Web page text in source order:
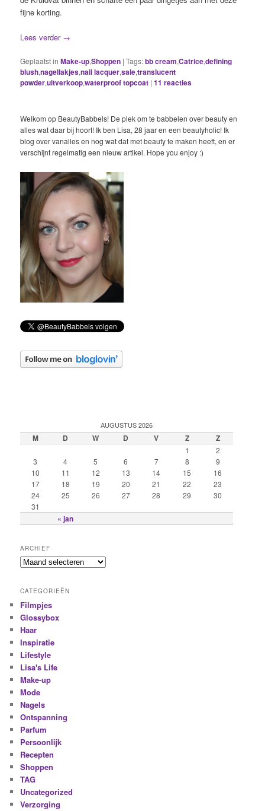
fijne korting.
Lees verder →
Geplaatst in Make-up,Shoppen |Tags:bb cream,Catrice,defining
blush,nagellakjes,nail lacquer,sale,translucent
powder,uitverkoop,waterproof topcoat |11 reacties
Welkom op BeautyBabbels! De plek om te babbelen over beauty en
alles wat daar bij hoort! Ik ben Lisa, 28 jaar en een beautyholic! Ik
blog over vanalles en nog wat dat met beauty te maken heeft, en er
verschijnt regelmatig een nieuw artikel. Hope you enjoy :)
AUGUSTUS 2026
M D W D V Z Z
« jan
1
2
3
4 5 6 7 8
9
10
11 12 13 14 15
16
17
18 19 20 21 22
23
24
25 26 27 28 29
30
31
ARCHIEF
CATEGORIEËN
Filmpjes
Glossybox
Haar
Inspiratie
Lifestyle
Lisa's Life
Make-up
Mode
Nagels
Ontspanning
Parfum
Persoonlijk
Recepten
Shoppen
TAG
Uncategorized
Verzorging